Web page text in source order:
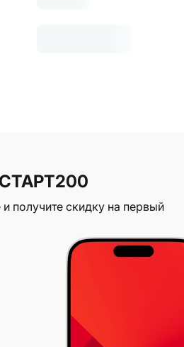
получите скидку на первый